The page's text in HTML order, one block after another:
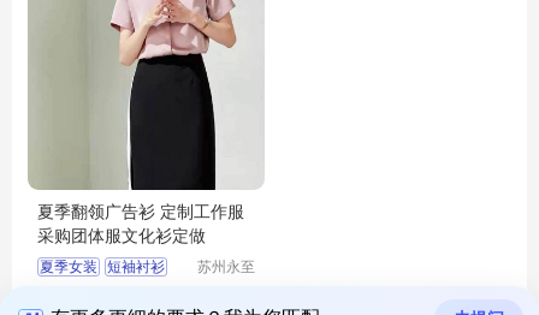
夏季翻领广告衫 定制工作服
采购团体服文化衫定做
夏季女装 短袖衬衫
夏季工作服
苏州永至
限公司
￥ 55.00 拨打电话